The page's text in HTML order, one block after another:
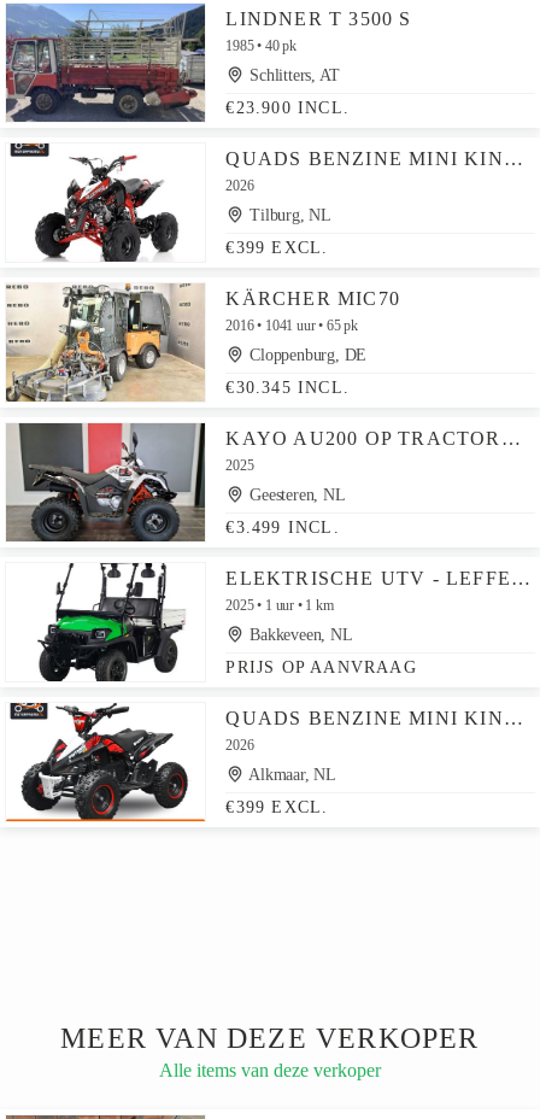
LINDNER T 3500 S
1985 40 pk
Schlitters, AT
€23.900 INCL.
QUADS BENZINE MINI KINDERQUADS ATV KINDERQUAD OF ELEKTRISCH
2026
Tilburg, NL
€399 EXCL.
KÄRCHER MIC70
2016 1041 uur 65 pk
Cloppenburg, DE
€30.345 INCL.
KAYO AU200 OP TRACTORKENTEKEN
2025
Geesteren, NL
€3.499 INCL.
ELEKTRISCHE UTV - LEFFERT FM-40 - COMPACT
2025 1 uur 1 km
Bakkeveen, NL
PRIJS OP AANVRAAG
QUADS BENZINE MINI KINDERQUADS ATV KINDERQUAD OF ELEKTRISCH
2026
Alkmaar, NL
€399 EXCL.
MEER VAN DEZE VERKOPER
Alle items van deze verkoper